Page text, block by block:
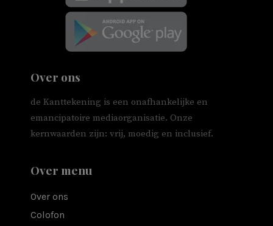
Over ons
de Kanttekening is een onafhankelijke en
emancipatoire mediaorganisatie. Onze
kernwaarden zijn: vrij, moedig en inclusief.
Over menu
Over ons
Colofon